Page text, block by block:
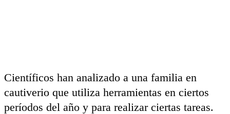
Científicos han analizado a una familia en
cautiverio que utiliza herramientas en ciertos
períodos del año y para realizar ciertas tareas.